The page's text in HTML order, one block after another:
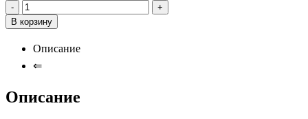
-
+
В корзину
Описание
⇐
Описание